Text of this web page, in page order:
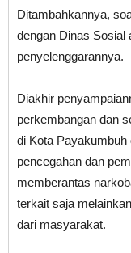
Ditambahkannya,
dengan Dinas Sosial
penyelenggarannya.
Diakhir
perkembangan dan
di Kota Payakumbuh
pencegahan dan
memberantas
terkait saja
dari masyarakat.